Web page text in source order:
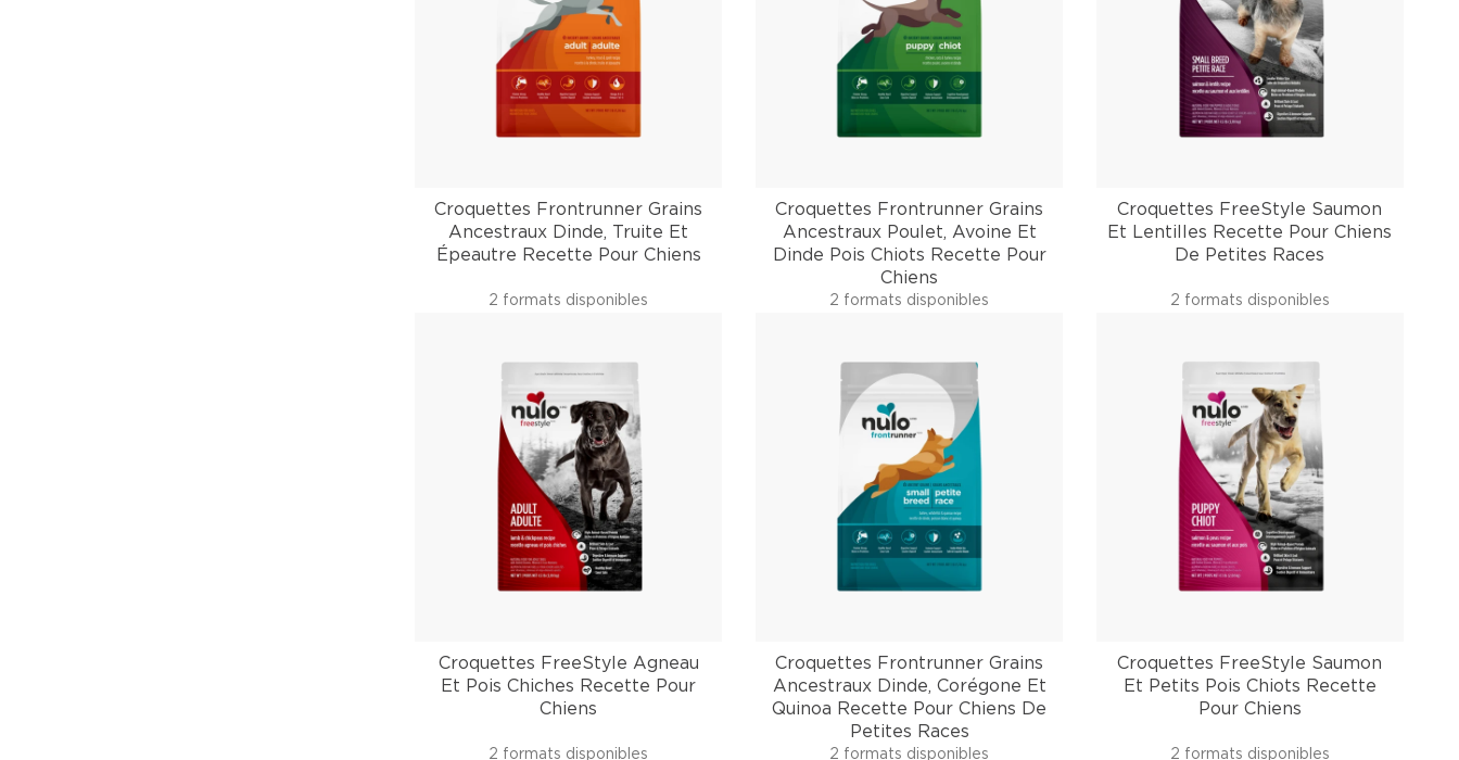
Croquettes Frontrunner Grains
Ancestraux Dinde, Truite Et
Épeautre Recette Pour Chiens
2 formats disponibles
Croquettes Frontrunner Grains
Ancestraux Poulet, Avoine Et
Dinde Pois Chiots Recette Pour
Chiens
2 formats disponibles
Croquettes FreeStyle Saumon
Et Lentilles Recette Pour Chiens
De Petites Races
2 formats disponibles
Croquettes FreeStyle Agneau
Et Pois Chiches Recette Pour
Chiens
2 formats disponibles
Croquettes Frontrunner Grains
Ancestraux Dinde, Corégone Et
Quinoa Recette Pour Chiens De
Petites Races
2 formats disponibles
Croquettes FreeStyle Saumon
Et Petits Pois Chiots Recette
Pour Chiens
2 formats disponibles